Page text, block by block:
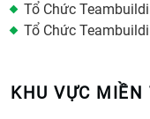
Tổ Chức
Tổ Chức
KHU VỰC MIỀN